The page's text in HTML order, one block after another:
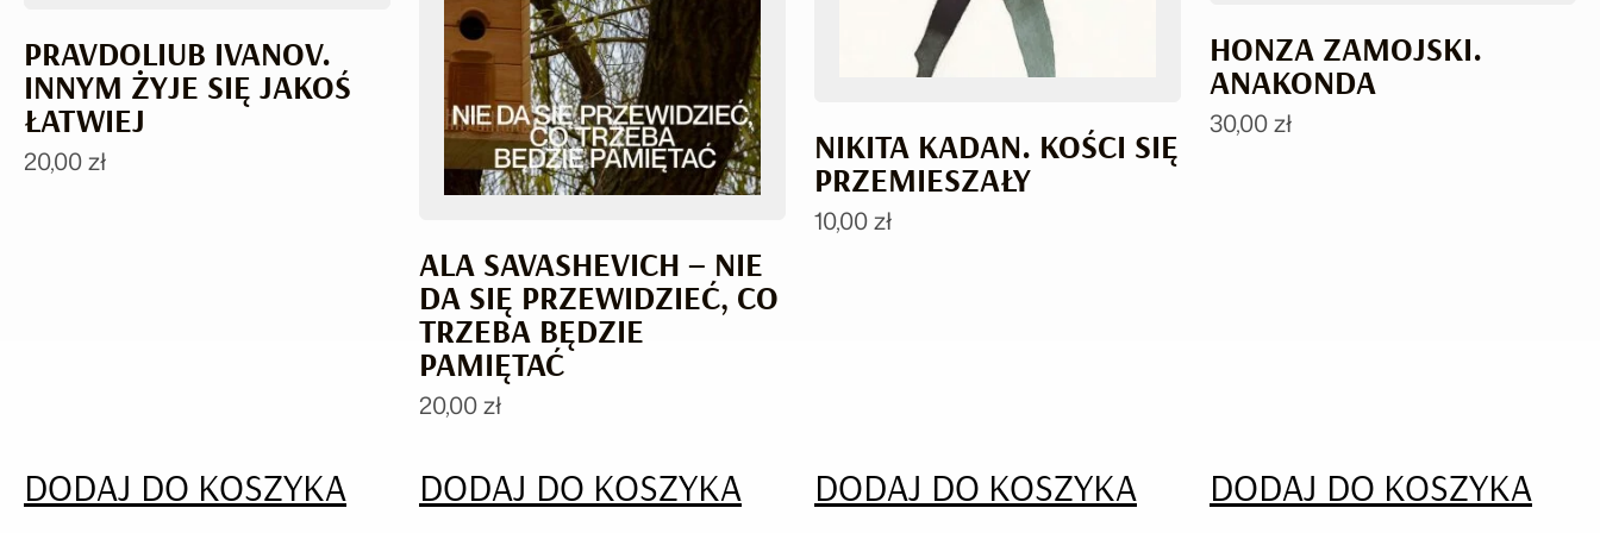
PRAVDOLIUB IVANOV.
INNYM ŻYJE SIĘ JAKOŚ
ŁATWIEJ
20,00zł
DODAJ DO KOSZYKA
ALA SAVASHEVICH – NIE
DA SIĘ PRZEWIDZIEĆ, CO
TRZEBA BĘDZIE
PAMIĘTAĆ
20,00zł
DODAJ DO KOSZYKA
NIKITA KADAN. KOŚCI SIĘ
PRZEMIESZAŁY
10,00zł
DODAJ DO KOSZYKA
HONZA ZAMOJSKI.
ANAKONDA
30,00zł
DODAJ DO KOSZYKA